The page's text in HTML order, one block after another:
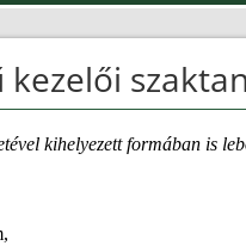
kihelyezett formában is